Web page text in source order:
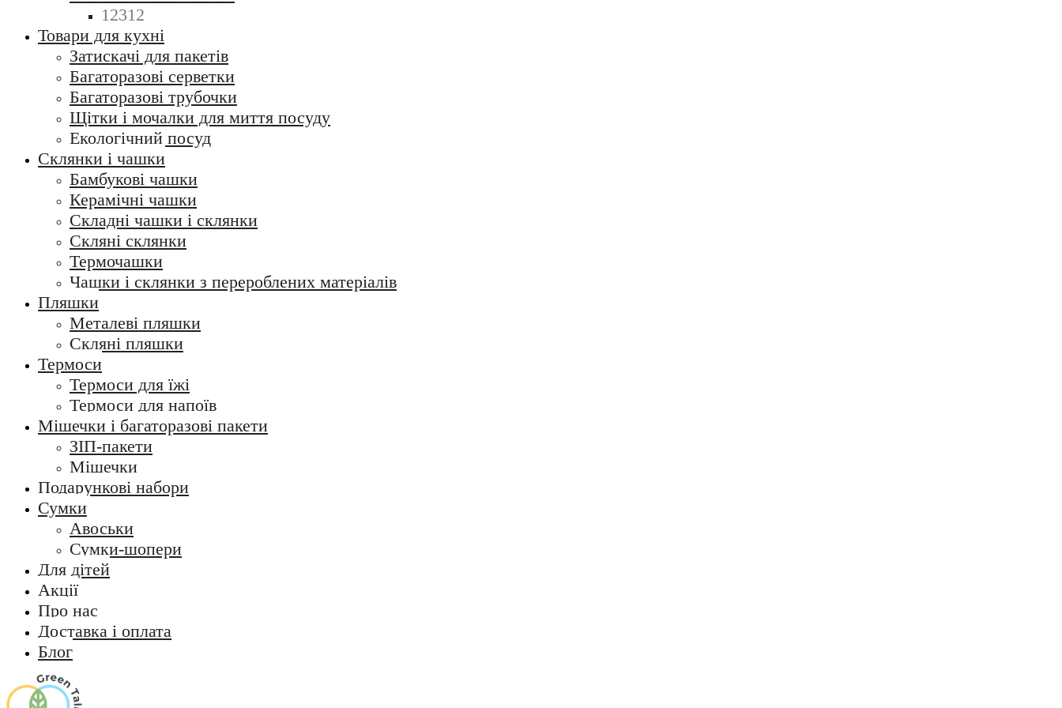
12312
Товари для кухні
Затискачі для пакетів
Багаторазові серветки
Багаторазові трубочки
Щітки і мочалки для миття посуду
Екологічний посуд
Склянки і чашки
Бамбукові чашки
Керамічні чашки
Складні чашки і склянки
Скляні склянки
Термочашки
Чашки і склянки з перероблених матеріалів
Пляшки
Металеві пляшки
Скляні пляшки
Термоси
Термоси для їжі
Термоси для напоїв
Мішечки і багаторазові пакети
ЗІП-пакети
Мішечки
Подарункові набори
Сумки
Авоськи
Сумки-шопери
Для дітей
Акції
Про нас
Доставка і оплата
Блог